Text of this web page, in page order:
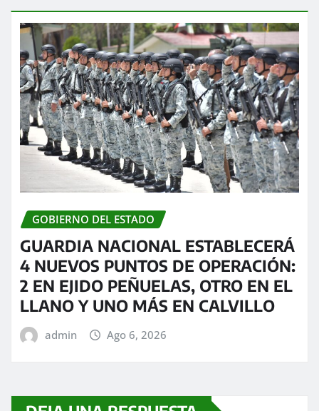
GOBIERNO DEL ESTADO
GUARDIA NACIONAL ESTABLECERÁ
4 NUEVOS PUNTOS DE OPERACIÓN:
2 EN EJIDO PEÑUELAS, OTRO EN EL
LLANO Y UNO MÁS EN CALVILLO
admin Ago 6, 2026